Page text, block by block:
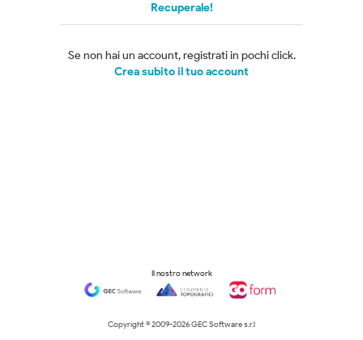
Recuperale!
Se non hai un account, registrati in pochi click.
Crea subito il tuo account
Copyright © 2009-2026 GEC Software s.r.l
Il nostro network